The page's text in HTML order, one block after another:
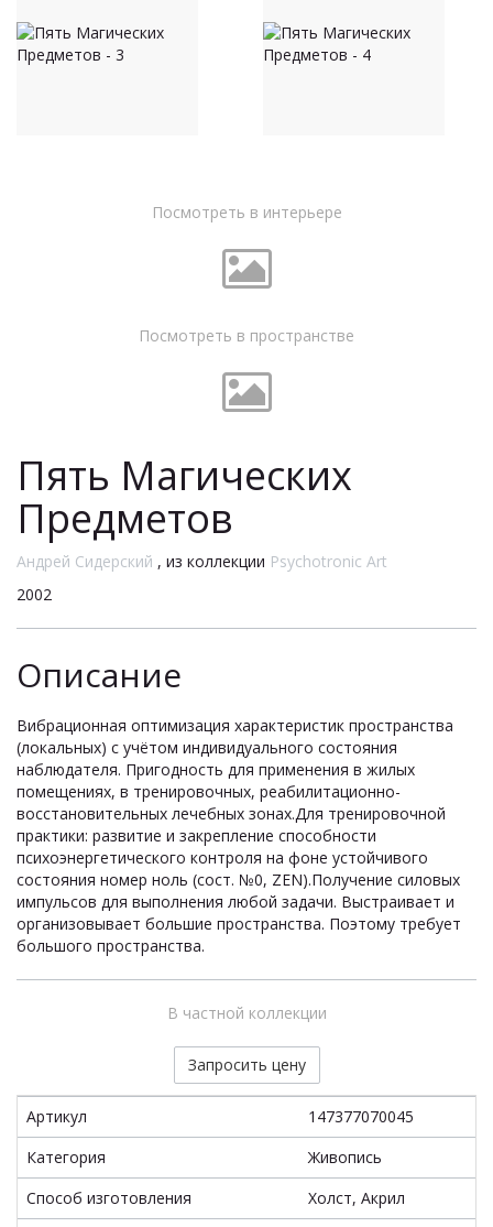
Посмотреть в интерьере
Посмотреть в пространстве
Пять Магических
Предметов
Андрей Сидерский , из коллекции Psychotronic Art
2002
Описание
Вибрационная оптимизация характеристик пространства
(локальных) с учётом индивидуального состояния
наблюдателя. Пригодность для применения в жилых
помещениях, в тренировочных, реабилитационно-
восстановительных лечебных зонах.Для тренировочной
практики: развитие и закрепление способности
психоэнергетического контроля на фоне устойчивого
состояния номер ноль (сост. №0, ZEN).Получение силовых
импульсов для выполнения любой задачи. Выстраивает и
организовывает большие пространства. Поэтому требует
большого пространства.
В частной коллекции
Запросить цену
Артикул
147377070045
Категория
Живопись
Способ изготовления
Холст, Акрил